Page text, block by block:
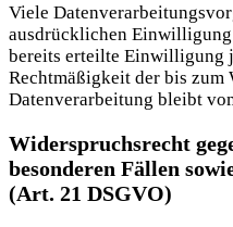
Viele
ausdrücklichen
bereits erteilte Einwilligung
Rechtmäßigkeit der bis
Datenverarbeitung bleibt
Widerspruchsrecht
besonderen Fällen
(Art. 21 DSGVO)